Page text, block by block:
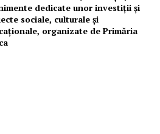
dedicate unor investiții și
sociale, culturale și
organizate de Primăria